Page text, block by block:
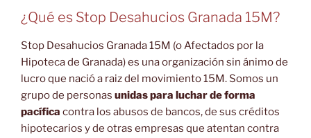
¿Qué es Stop Desahucios Granada 15M?
Stop Desahucios Granada 15M (o Afectados por la
Hipoteca de Granada) es una organización sin ánimo de
lucro que nació a raiz del movimiento 15M. Somos un
grupo de personas unidas para luchar de forma
pacífica contra los abusos de bancos, de sus créditos
hipotecarios y de otras empresas que atentan contra